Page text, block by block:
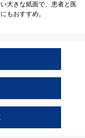
大きな紙面で、患者と医
もおすすめ。